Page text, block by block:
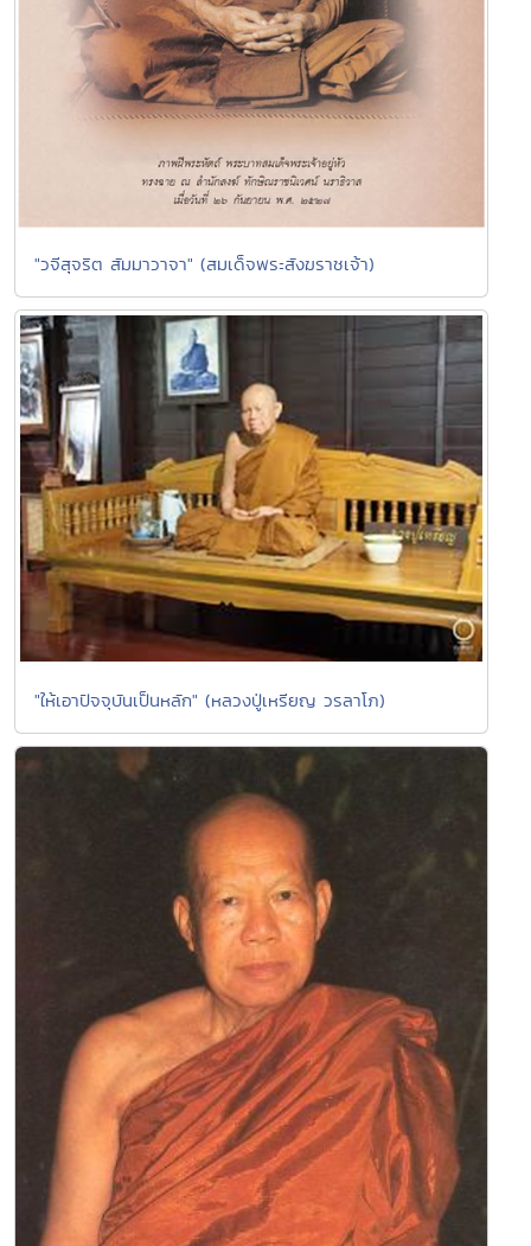
"วจีสุจริต สัมมาวาจา" (สมเด็จพระสังฆราชเจ้า)
"ให้เอาปัจจุบันเป็นหลัก" (หลวงปู่เหรียญ วรลาโภ)